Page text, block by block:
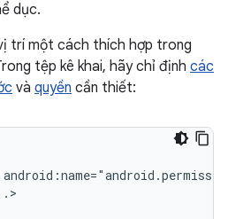
dục.
trí một cách thích hợp trong
tệp kê khai, hãy chỉ định các
và quyền cần thiết: